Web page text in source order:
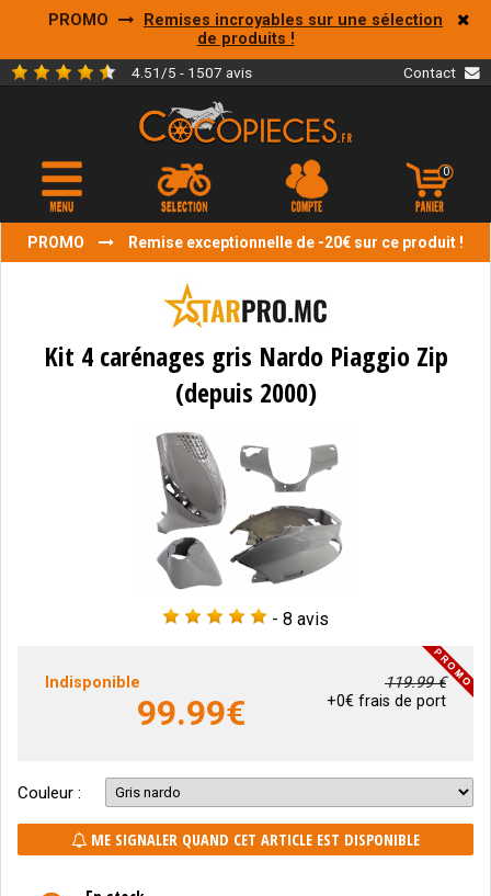
PROMO
Remises incroyables sur une sélection
de produits !
4.51/5 - 1507 avis Contact
0
PROMO Remise exceptionnelle de -20€ sur ce produit !
Kit 4 carénages gris Nardo Piaggio Zip
(depuis 2000)
- 8 avis
Indisponible 119.99 €
99.99€ +0€ frais de port
Couleur :
ME SIGNALER QUAND CET ARTICLE EST DISPONIBLE